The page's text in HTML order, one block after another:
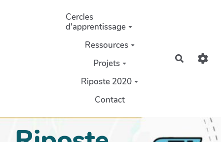
Aller au contenu principal
Cercles
d'apprentissage
Ressources
Projets
Riposte 2020
Contact